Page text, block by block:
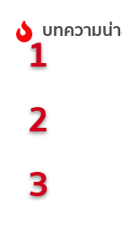
บทความน่
1
2
3